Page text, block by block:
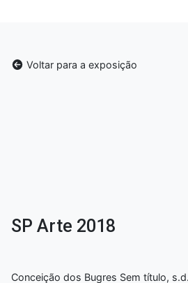
Voltar para a exposição
SP Arte 2018
Conceição dos Bugres Sem título,